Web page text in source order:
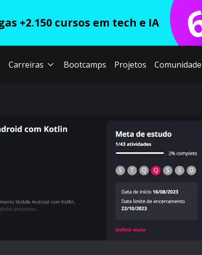
+2.150 cursos em tech e IA
Carreiras Bootcamps Projetos Comunidade